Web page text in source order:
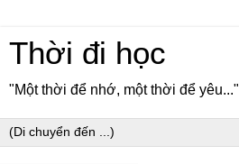
Thời đi học
"Một thời để nhớ, một thời để yêu..."